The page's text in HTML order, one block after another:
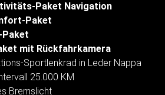
Paket Navigation
Paket
Paket
mit Rückfahrkamera
Sportlenkrad in Leder Nappa
25.000 KM
Bremslicht